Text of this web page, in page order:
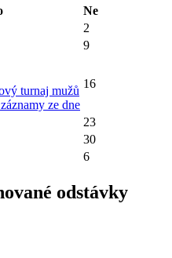
Ne
2
9
turnaj mužů
ze dne
16
23
30
6
odstávky